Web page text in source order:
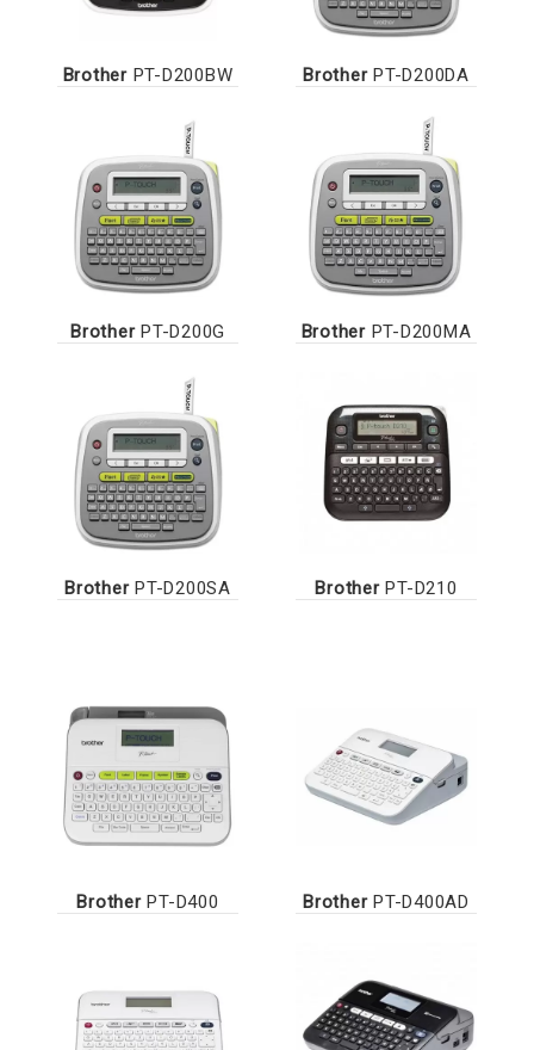
BrotherPT-D200BW BrotherPT-D200DA
BrotherPT-D200G BrotherPT-D200MA
BrotherPT-D200SA BrotherPT-D210
BrotherPT-D400 BrotherPT-D400AD